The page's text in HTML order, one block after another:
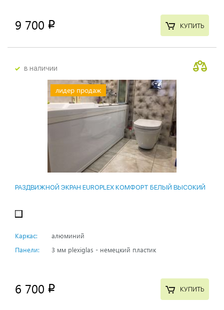
9 700 p КУПИТЬ
в наличии
лидер продаж
РАЗДВИЖНОЙ ЭКРАН EUROPLEX КОМФОРТ БЕЛЫЙ ВЫСОКИЙ
Каркас:
алюминий
Панели:
3 мм plexiglas - немецкий пластик
6 700 p КУПИТЬ